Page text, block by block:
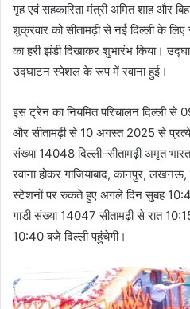
गृह एवं सहकारिता मंत्री अमित शाह और
शुक्रवार को सीतामढ़ी से नई दिल्ली के
का हरी झंडी दिखाकर शुभारंभ किया।
उद्घाटन स्पेशल के रूप में रवाना हुई।
इस ट्रेन का नियमित परिचालन दिल्ली
और सीतामढ़ी से 10 अगस्त 2025 से प्रत्येक
संख्या 14048 दिल्ली-सीतामढ़ी अमृत
रवाना होकर गाजियाबाद, कानपुर,
स्टेशनों पर रुकते हुए अगले दिन सुबह
गाड़ी संख्या 14047 सीतामढ़ी से रात
10:40 बजे दिल्ली पहुंचेगी।